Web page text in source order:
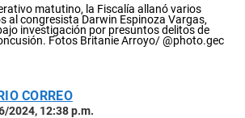
matutino, la Fiscalía allanó varios
al congresista Darwin Espinoza Vargas,
investigación por presuntos delitos de
Fotos Britanie Arroyo/ @photo.gec
CORREO
2024, 12:38 p.m.